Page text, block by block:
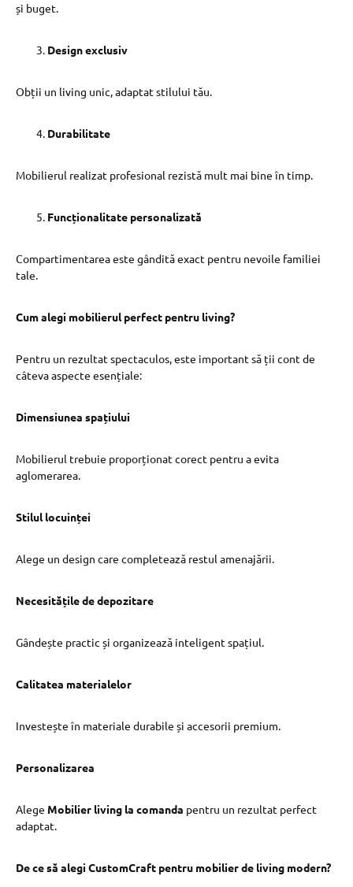
și buget.
Design exclusiv
Obții un living unic, adaptat stilului tău.
Durabilitate
Mobilierul realizat profesional rezistă mult mai bine în timp.
Funcționalitate personalizată
Compartimentarea este gândită exact pentru nevoile familiei
tale.
Cum alegi mobilierul perfect pentru living?
Pentru un rezultat spectaculos, este important să ții cont de
câteva aspecte esențiale:
Dimensiunea spațiului
Mobilierul trebuie proporționat corect pentru a evita
aglomerarea.
Stilul locuinței
Alege un design care completează restul amenajării.
Necesitățile de depozitare
Gândește practic și organizează inteligent spațiul.
Calitatea materialelor
Investește în materiale durabile și accesorii premium.
Personalizarea
Alege Mobilier living la comanda pentru un rezultat perfect
adaptat.
De ce să alegi CustomCraft pentru mobilier de living modern?